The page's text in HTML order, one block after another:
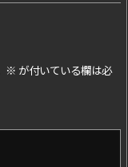
※ が付いている欄は必